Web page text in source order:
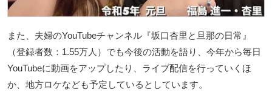
また、夫婦のYouTubeチャンネル『坂口杏里と旦那の日常』
（登録者数：1.55万人）でも今後の活動を語り、今年から毎日
YouTubeに動画をアップしたり、ライブ配信を行っていくほ
か、地方ロケなども予定しているとしています。